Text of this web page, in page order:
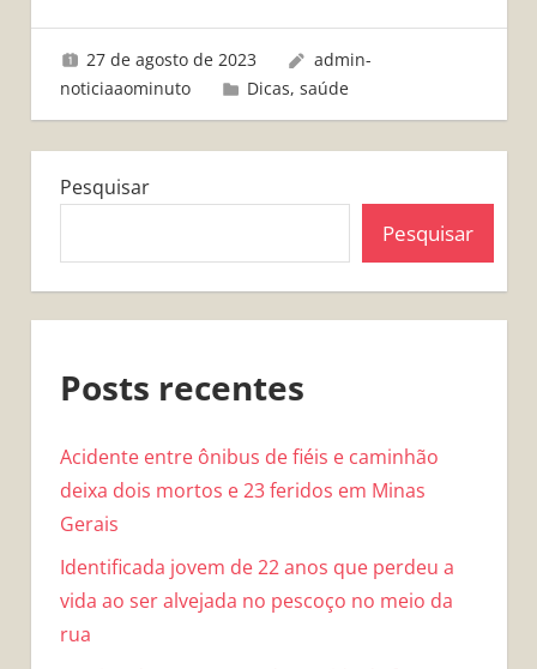
27 de agosto de 2023
admin-
noticiaaominuto
Dicas,saúde
Pesquisar
Pesquisar
Posts recentes
Acidente entre ônibus de fiéis e caminhão
deixa dois mortos e 23 feridos em Minas
Gerais
Identificada jovem de 22 anos que perdeu a
vida ao ser alvejada no pescoço no meio da
rua